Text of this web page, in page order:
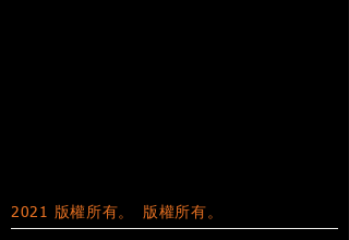
2021 版權所有。 版權所有。